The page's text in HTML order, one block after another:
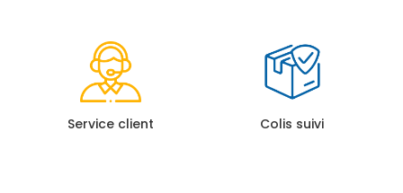
Service client Colis suivi